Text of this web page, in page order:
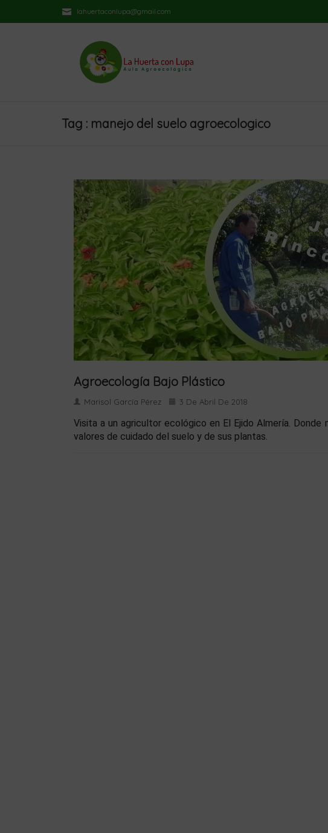
lahuertaconlupa@gmail.com
Tag : manejo del suelo agroecologico
Agroecología Bajo Plástico
Marisol García Pérez 3 De Abril De 2018
Visita a un agricultor ecológico en El Ejido Almería.
valores de cuidado del suelo y de sus plantas.